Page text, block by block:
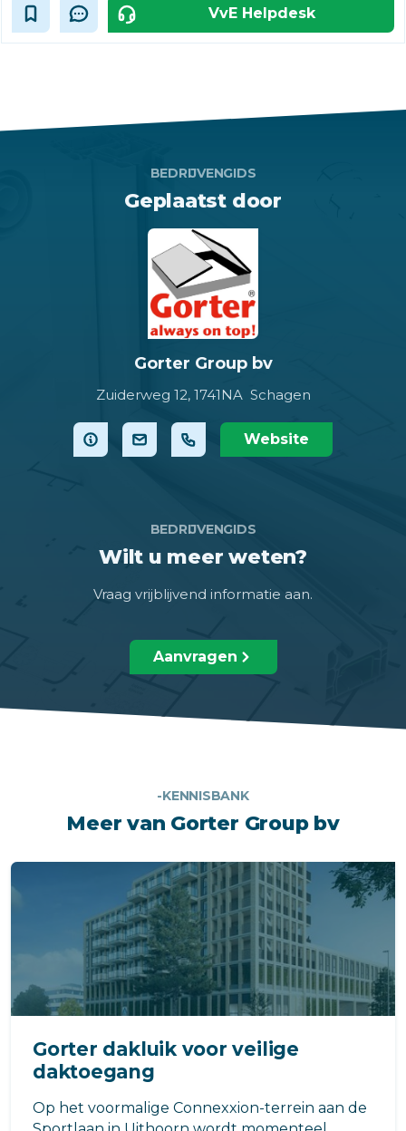
VvE Helpdesk
BEDRIJVENGIDS
Geplaatst door
Gorter Group bv
Zuiderweg 12, 1741NA Schagen
Website
BEDRIJVENGIDS
Wilt u meer weten?
Vraag vrijblijvend informatie aan.
Aanvragen
-KENNISBANK
Meer van Gorter Group bv
Gorter dakluik voor veilige
daktoegang
Op het voormalige Connexxion-terrein aan de